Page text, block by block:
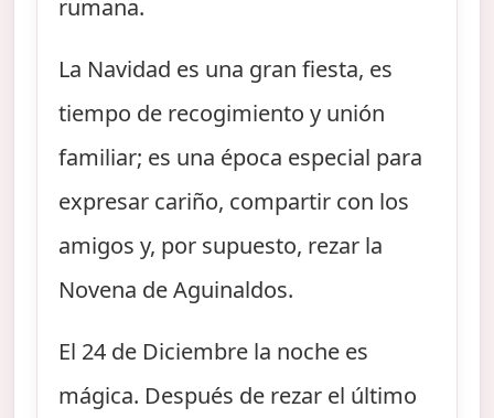
rumana.
La Navidad es una gran fiesta, es
tiempo de recogimiento y unión
familiar; es una época especial para
expresar cariño, compartir con los
amigos y, por supuesto, rezar la
Novena de Aguinaldos.
El 24 de Diciembre la noche es
mágica. Después de rezar el último